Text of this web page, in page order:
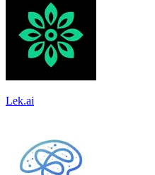
Lek.ai